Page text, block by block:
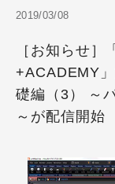
2019/03/08
［お知らせ
+ACADEMY
礎編（3） ～
～が配信開始